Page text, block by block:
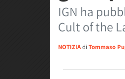
IGN ha
Cult of the
NOTIZIAdi Tommaso